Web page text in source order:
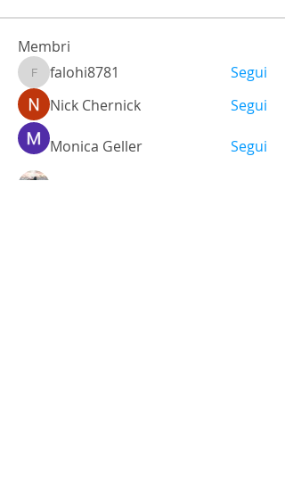
Membri
falohi8781
falohi8781
Segui
Nick Chernick
Segui
Monica Geller Segui